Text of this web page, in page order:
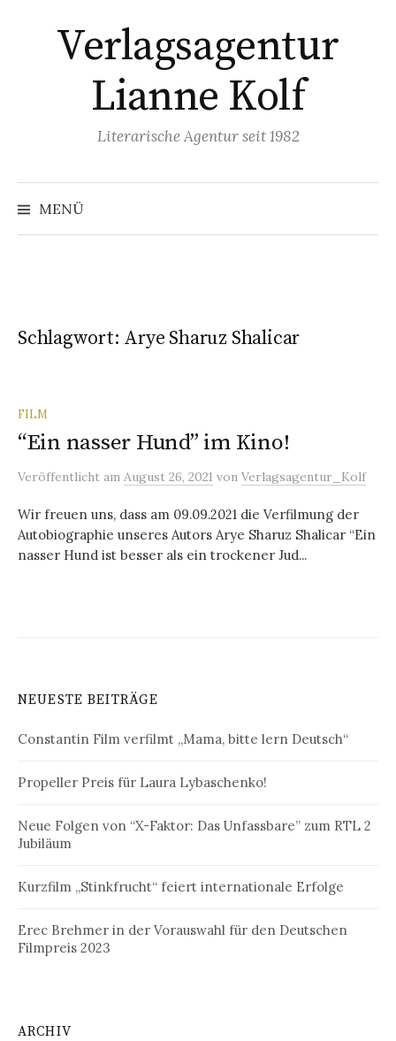
Verlagsagentur
Lianne Kolf
Literarische Agentur seit 1982
MENÜ
Schlagwort: Arye Sharuz Shalicar
FILM
“Ein nasser Hund” im Kino!
Veröffentlicht am August 26, 2021 von Verlagsagentur_Kolf
Wir freuen uns, dass am 09.09.2021 die Verfilmung der
Autobiographie unseres Autors Arye Sharuz Shalicar “Ein
nasser Hund ist besser als ein trockener Jud...
NEUESTE BEITRÄGE
Constantin Film verfilmt „Mama, bitte lern Deutsch“
Propeller Preis für Laura Lybaschenko!
Neue Folgen von “X-Faktor: Das Unfassbare” zum RTL 2
Jubiläum
Kurzfilm „Stinkfrucht“ feiert internationale Erfolge
Erec Brehmer in der Vorauswahl für den Deutschen
Filmpreis 2023
ARCHIV